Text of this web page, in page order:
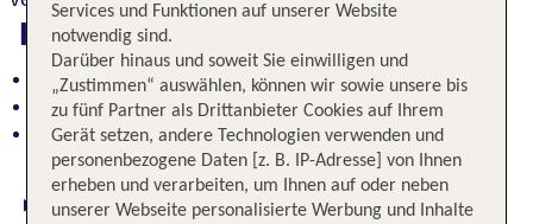
Highlights
Zentral im Herzen von Kolberg mit lebhaftem Flair
Traumhafter Ostseestrand - Erholung pur
Verwöhnende Küche und professioneller Service
Digitaler und telefonischer 24/7 TUI Service
Services und Funktionen auf unserer Website
notwendig sind.
Darüber hinaus und soweit Sie einwilligen und
„Zustimmen“ auswählen, können wir sowie unsere bis
zu fünf Partner als Drittanbieter Cookies auf Ihrem
Gerät setzen, andere Technologien verwenden und
personenbezogene Daten [z. B. IP-Adresse] von Ihnen
erheben und verarbeiten, um Ihnen auf oder neben
unserer Webseite personalisierte Werbung und Inhalte